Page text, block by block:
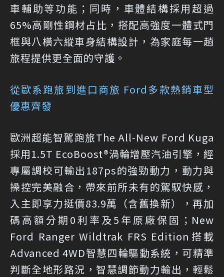
車輔助等功能；同時，車體結構採用超過
65%高剛性鋼材占比，搭配高強度一體式門
框與八橫六縱車身結構設計，為家庭每一趟
旅程提供更全面的守護。
從歐系跑旅到進口商旅 Ford多款熱銷車型
優惠齊發
歐洲超能智駕跑旅The All-New Ford Kuga
採用1.5T EcoBoost®渦輪增壓汽油引擎，經
專屬調校可輸出187ps的強勁動力，動力與
操控完美融合，帶來前所未有的駕馭快感，
入主即享力挺價83.9萬（含舊換新），再加
碼高額分期0利率及5年原廠保固；New
Ford Ranger Wildtrak FRS Edition搭載
Advanced 4WD智慧四輪驅動系統，可精準
判斷全地形路況，智慧調節動力輸出，輕鬆